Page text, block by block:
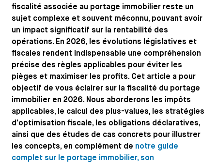
fiscalité associée au portage immobilier reste un
sujet complexe et souvent méconnu, pouvant avoir
un impact significatif sur la rentabilité des
opérations. En 2026, les évolutions législatives et
fiscales rendent indispensable une compréhension
précise des règles applicables pour éviter les
pièges et maximiser les profits. Cet article a pour
objectif de vous éclairer sur la fiscalité du portage
immobilier en 2026. Nous aborderons les impôts
applicables, le calcul des plus-values, les stratégies
d’optimisation fiscale, les obligations déclaratives,
ainsi que des études de cas concrets pour illustrer
les concepts, en complément de notre guide
complet sur le portage immobilier, son